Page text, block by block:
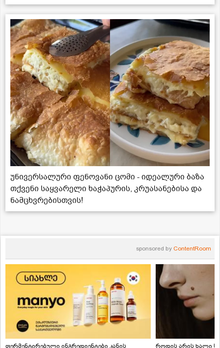
უნივერსალური ფენოვანი ცომი - იდეალური ბაზა
თქვენი საყვარელი ხაჭაპურის, კრუასანებისა და
ნამცხვრებისთვის!
sponsored by ContentRoom
ფერმენტირებული ინგრედიენტები კანის როდის არის ხალი